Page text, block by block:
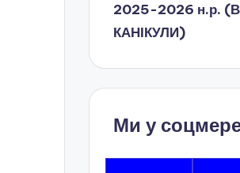
2025-2026 н.р.
КАНІКУЛИ)
Ми у